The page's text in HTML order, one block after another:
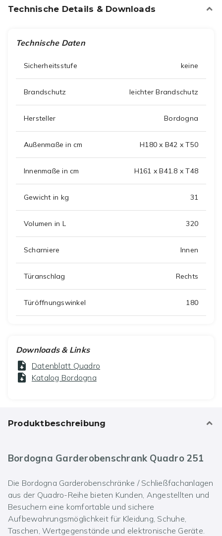
Technische Details & Downloads
Technische Daten
Sicherheitsstufe keine
Brandschutz leichter Brandschutz
Hersteller Bordogna
Außenmaße in cm H180 x B42 x T50
Innenmaße in cm H161 x B41.8 x T48
Gewicht in kg 31
Volumen in L 320
Scharniere Innen
Türanschlag Rechts
Türöffnungswinkel 180
Downloads & Links
Datenblatt Quadro
Katalog Bordogna
Produktbeschreibung
Bordogna Garderobenschrank Quadro 251
Die Bordogna Garderobenschränke / Schließfachanlagen
aus der Quadro-Reihe bieten Kunden, Angestellten und
Besuchern eine komfortable und sichere
Aufbewahrungsmöglichkeit für Kleidung, Schuhe,
Taschen, Wertgegenstände und elektronische Geräte.